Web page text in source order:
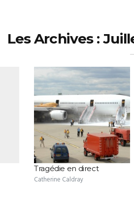
Les Archives :
Tragédie en direct
Catherine Caldray